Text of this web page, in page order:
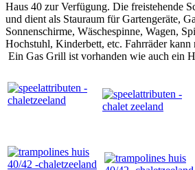
Haus 40 zur Verfügung. Die freistehende
und dient als Stauraum für Gartengeräte,
Sonnenschirme, Wäschespinne, Wagen,
Hochstuhl, Kinderbett, etc. Fahrräder
Ein Gas Grill ist vorhanden wie auch ein